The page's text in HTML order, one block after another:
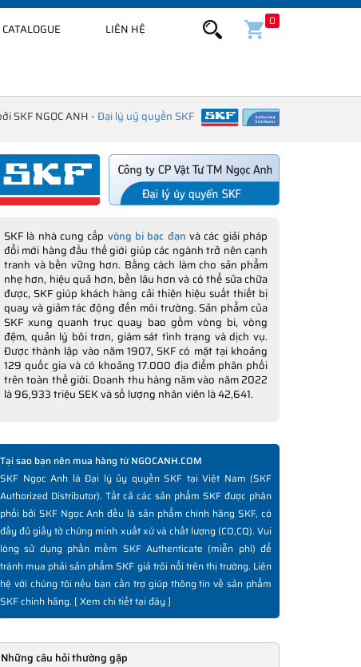
CATALOGUE LIÊN HỆ
0
SKF NGỌC ANH -Đại lý uỷ quyền SKF
SKF là nhà cung cấp vòng bi bạc đạn và các giải pháp
đổi mới hàng đầu thế giới giúp các ngành trở nên cạnh
tranh và bền vững hơn. Bằng cách làm cho sản phẩm
nhẹ hơn, hiệu quả hơn, bền lâu hơn và có thể sửa chữa
được, SKF giúp khách hàng cải thiện hiệu suất thiết bị
quay và giảm tác động đến môi trường. Sản phẩm của
SKF xung quanh trục quay bao gồm vòng bi, vòng
đệm, quản lý bôi trơn, giám sát tình trạng và dịch vụ.
Được thành lập vào năm 1907, SKF có mặt tại khoảng
129 quốc gia và có khoảng 17.000 địa điểm phân phối
trên toàn thế giới. Doanh thu hàng năm vào năm 2022
là 96,933 triệu SEK và số lượng nhân viên là 42,641.
Tại sao bạn nên mua hàng từ NGOCANH.COM
SKF Ngọc Anh là Đại lý ủy quyền SKF tại Việt Nam (SKF
Authorized Distributor). Tất cả các sản phẩm SKF được phân
phối bởi SKF Ngọc Anh đều là sản phẩm chính hãng SKF, có
đầy đủ giấy tờ chứng minh xuất xứ và chất lượng (CO,CQ). Vui
lòng sử dụng phần mềm SKF Authenticate (miễn phí) để
tránh mua phải sản phẩm SKF giả trôi nổi trên thị trường. Liên
hệ với chúng tôi nếu bạn cần trợ giúp thông tin về sản phẩm
SKF chính hãng. [Xem chi tiết tại đây]
Những câu hỏi thường gặp